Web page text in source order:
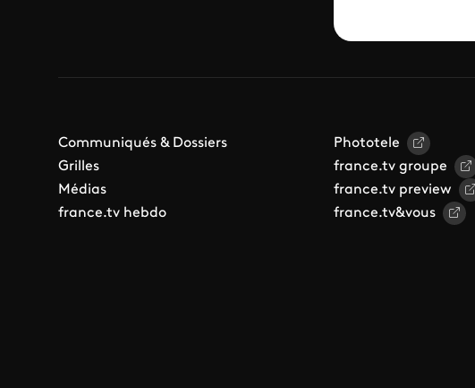
Communiqués & Dossiers
Grilles
Médias
france.tv hebdo
Phototele
france.tv groupe
france.tv preview
france.tv&vous